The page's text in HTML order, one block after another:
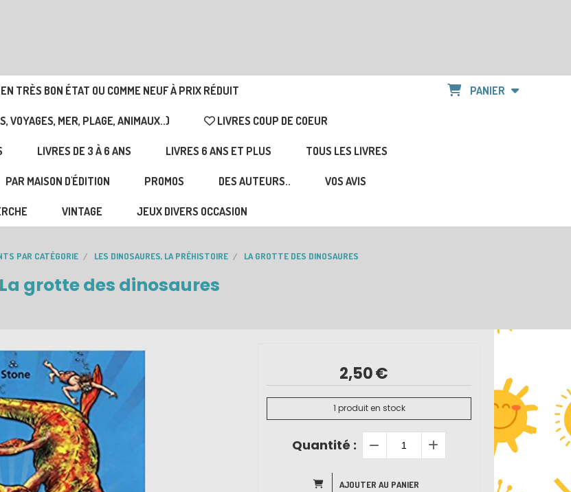
TRÈS BON ÉTAT OU COMME NEUF À PRIX RÉDUIT
VOYAGES, MER, PLAGE, ANIMAUX..) LIVRES COUP DE COEUR
LIVRES DE 3 À 6 ANS LIVRES 6 ANS ET PLUS TOUS LES LIVRES
PAR MAISON D'ÉDITION PROMOS DES AUTEURS.. VOS AVIS
VINTAGE JEUX DIVERS OCCASION
PANIER
PAR CATÉGORIE LES DINOSAURES, LA PRÉHISTOIRE LA GROTTE DES DINOSAURES
La grotte des dinosaures
2,50€
1 produit en stock
Quantité :
AJOUTER AU PANIER